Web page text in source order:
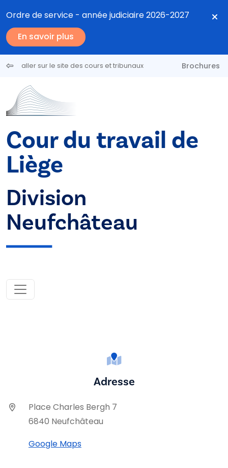
Ordre de service - année judiciaire 2026-2027
En savoir plus
aller sur le site des cours et tribunaux Brochures
Cour du travail de
Liège
Division
Neufchâteau
Adresse
Place Charles Bergh 7
6840 Neufchâteau
Google Maps